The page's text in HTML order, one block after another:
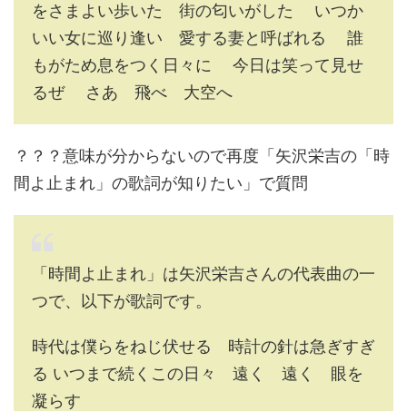
をさまよい歩いた 街の匂いがした いつか
いい女に巡り逢い 愛する妻と呼ばれる 誰
もがため息をつく日々に 今日は笑って見せ
るぜ さあ 飛べ 大空へ
？？？意味が分からないので再度「矢沢栄吉の「時
間よ止まれ」の歌詞が知りたい」で質問
「時間よ止まれ」は矢沢栄吉さんの代表曲の一
つで、以下が歌詞です。
時代は僕らをねじ伏せる 時計の針は急ぎすぎ
る いつまで続くこの日々 遠く 遠く 眼を
凝らす